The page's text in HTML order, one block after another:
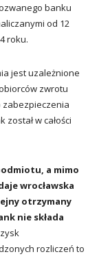
banku
od 12
roku.
jest uzależnione
zwrotu
zabezpieczenia
w całości
a mimo
wrocławska
otrzymany
nie składa
rozliczeń to